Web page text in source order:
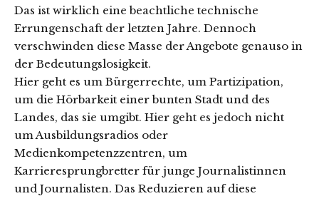
Das ist wirklich eine beachtliche technische
Errungenschaft der letzten Jahre. Dennoch
verschwinden diese Masse der Angebote genauso in
der Bedeutungslosigkeit.
Hier geht es um Bürgerrechte, um Partizipation,
um die Hörbarkeit einer bunten Stadt und des
Landes, das sie umgibt. Hier geht es jedoch nicht
um Ausbildungsradios oder
Medienkompetenzzentren, um
Karrieresprungbretter für junge Journalistinnen
und Journalisten. Das Reduzieren auf diese